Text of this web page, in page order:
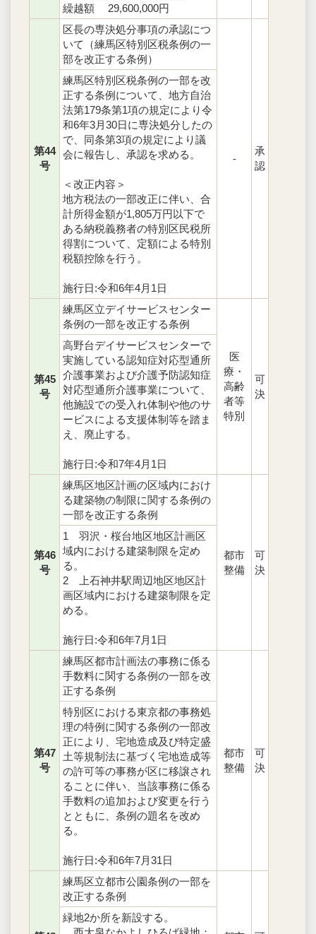
繰越額 29,600,000円
第44
号
区長の専決処分事項の承認につ
いて（練馬区特別区税条例の一
部を改正する条例）
-
承
認
練馬区特別区税条例の一部を改
正する条例について、地方自治
法第179条第1項の規定により令
和6年3月30日に専決処分したの
で、同条第3項の規定により議
会に報告し、承認を求める。
＜改正内容＞
地方税法の一部改正に伴い、合
計所得金額が1,805万円以下で
ある納税義務者の特別区民税所
得割について、定額による特別
税額控除を行う。
施行日:令和6年4月1日
第45
号
練馬区立デイサービスセンター
条例の一部を改正する条例
医
療・
高齢
者等
特別
可
決
高野台デイサービスセンターで
実施している認知症対応型通所
介護事業および介護予防認知症
対応型通所介護事業について、
他施設での受入れ体制や他のサ
ービスによる支援体制等を踏ま
え、廃止する。
施行日:令和7年4月1日
第46
号
練馬区地区計画の区域内におけ
る建築物の制限に関する条例の
一部を改正する条例
都市
整備
可
決
1 羽沢・桜台地区地区計画区
域内における建築制限を定め
る。
2 上石神井駅周辺地区地区計
画区域内における建築制限を定
める。
施行日:令和6年7月1日
第47
号
練馬区都市計画法の事務に係る
手数料に関する条例の一部を改
正する条例
都市
整備
可
決
特別区における東京都の事務処
理の特例に関する条例の一部改
正により、宅地造成及び特定盛
土等規制法に基づく宅地造成等
の許可等の事務が区に移譲され
ることに伴い、当該事務に係る
手数料の追加および変更を行う
とともに、条例の題名を改め
る。
施行日:令和6年7月31日
練馬区立都市公園条例の一部を
改正する条例
緑地2か所を新設する。